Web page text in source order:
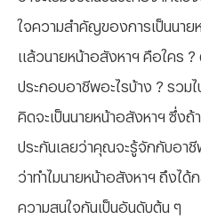
ใจความสำคัญของการเป็นนาย
แล้วนายหน้าอสังหาฯ คือใคร
ประกอบอาชีพอะไรบ้าง ? รวม
คิดจะเป็นนายหน้าอสังหาฯ ซึ่ง
ประกันเลยว่าคุณจะรู้จักกับอาชี
ว่าทำไมนายหน้าอสังหาฯ ถึงได้
ความสนใจกันเป็นอันดับต้น ๆ